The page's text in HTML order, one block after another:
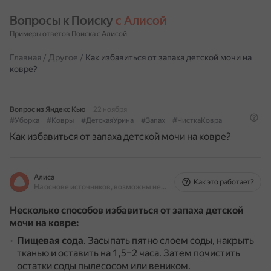
Вопросы к Поиску с Алисой
Примеры ответов Поиска с Алисой
Главная / Другое / Как избавиться от запаха детской мочи на
ковре?
Вопрос из Яндекс Кью
22 ноября
#Уборка
#Ковры #ДетскаяУрина #Запах #ЧисткаКовра
Как избавиться от запаха детской мочи на ковре?
Алиса
На основе источников, возможны неточности
Как это работает?
Несколько способов избавиться от запаха детской
мочи на ковре:
Пищевая сода. Засыпать пятно слоем соды, накрыть
тканью и оставить на 1,5–2 часа. Затем почистить
остатки соды пылесосом или веником.